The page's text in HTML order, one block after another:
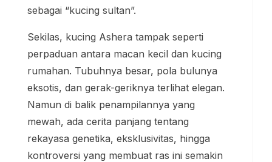
sebagai “kucing sultan”.
Sekilas, kucing Ashera tampak seperti
perpaduan antara macan kecil dan kucing
rumahan. Tubuhnya besar, pola bulunya
eksotis, dan gerak-geriknya terlihat elegan.
Namun di balik penampilannya yang
mewah, ada cerita panjang tentang
rekayasa genetika, eksklusivitas, hingga
kontroversi yang membuat ras ini semakin